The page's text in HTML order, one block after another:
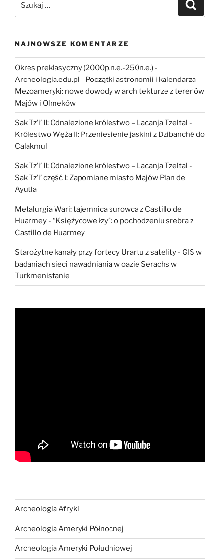
NAJNOWSZE KOMENTARZE
Okres preklasyczny (2000p.n.e.-250n.e.) -
Archeologia.edu.pl - Początki astronomii i kalendarza
Mezoameryki: nowe dowody w architekturze z terenów
Majów i Olmeków
Sak Tz’i’ II: Odnalezione królestwo – Lacanja Tzeltal -
Królestwo Węża II: Przeniesienie jaskini z Dzibanché do
Calakmul
Sak Tz’i’ II: Odnalezione królestwo – Lacanja Tzeltal -
Sak Tz’i’ część I: Zapomiane miasto Majów Plan de
Ayutla
Metalurgia Wari: tajemnica surowca z Castillo de
Huarmey - “Księżycowe łzy”: o pochodzeniu srebra z
Castillo de Huarmey
Starożytne kanały przy fortecy Urartu z satelity - GIS w
badaniach sieci nawadniania w oazie Serachs w
Turkmenistanie
Archeologia Afryki
Archeologia Ameryki Północnej
Archeologia Ameryki Południowej